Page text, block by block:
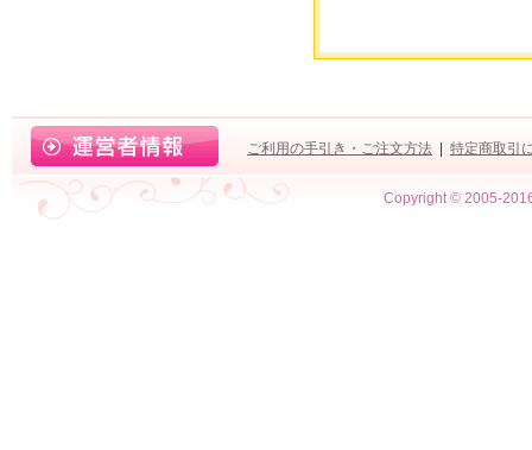
ご利用の手引き・ご注文方法 特定商取引
Copyright © 2005-